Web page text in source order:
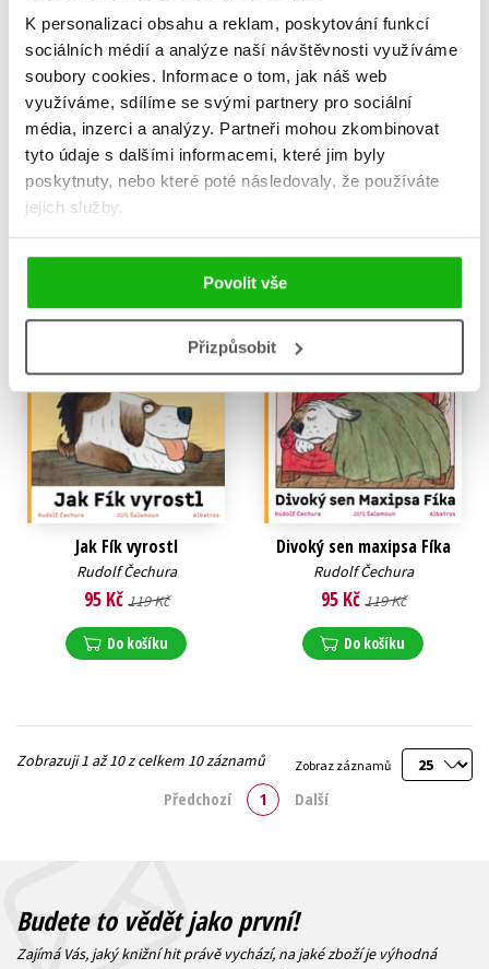
K personalizaci obsahu a reklam, poskytování funkcí
sociálních médií a analýze naší návštěvnosti využíváme
soubory cookies. Informace o tom, jak náš web
využíváme, sdílíme se svými partnery pro sociální
média, inzerci a analýzy. Partneři mohou zkombinovat
tyto údaje s dalšími informacemi, které jim byly
poskytnuty, nebo které poté následovaly, že používáte
jejich služby.
Povolit vše
Přizpůsobit
Příhody maxipsa Fíka
Rudolf Čechura
199 Kč
Sladké sny, hezky spi
Josef Lamka,
Pavel Sýkora, Jiří Šebánek,
Dagmar Spanlangová,
Pavel Teisinger,
Daniela Fischerová,
Pavel Brycz, Pavel Šrut,
Josef Kolář, Kolektiv,
Václav Čtvrtek
319 Kč
Do košíku
Jak Fík vyrostl
Rudolf Čechura
95 Kč 119 Kč
Do košíku
Divoký sen maxipsa Fíka
Rudolf Čechura
95 Kč 119 Kč
Do košíku
Zobraz záznamů
Zobrazuji 1 až 10 z celkem 10 záznamů
Předchozí 1 Další
Budete to vědět jako první!
Zajímá Vás, jaký knižní hit právě vychází, na jaké zboží je výhodná